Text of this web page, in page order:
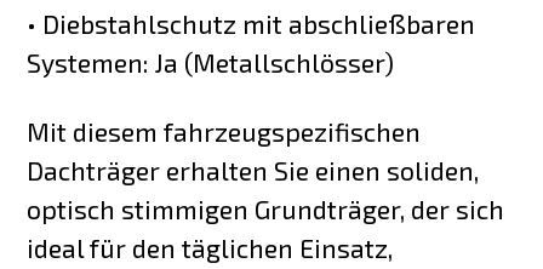
• Diebstahlschutz mit abschließbaren
Systemen: Ja (Metallschlösser)
Mit diesem fahrzeugspezifischen
Dachträger erhalten Sie einen soliden,
optisch stimmigen Grundträger, der sich
ideal für den täglichen Einsatz,